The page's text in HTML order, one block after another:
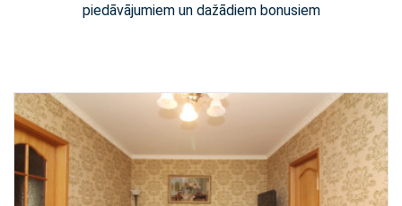
piedāvājumiem un dažādiem bonusiem